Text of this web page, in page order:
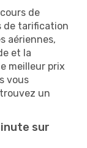
de
de tarification
aériennes,
et la
meilleur prix
vous
un
sur